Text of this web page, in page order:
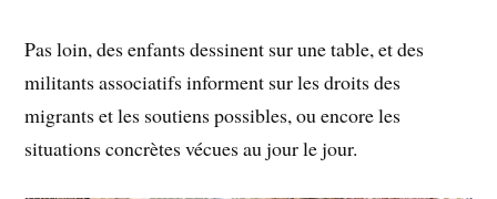
Pas loin, des enfants dessinent sur une table, et des
militants associatifs informent sur les droits des
migrants et les soutiens possibles, ou encore les
situations concrètes vécues au jour le jour.